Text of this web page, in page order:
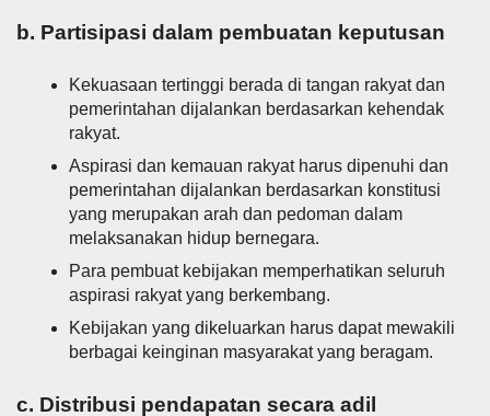
b. Partisipasi dalam pembuatan keputusan
Kekuasaan tertinggi berada di tangan rakyat dan
pemerintahan dijalankan berdasarkan kehendak
rakyat.
Aspirasi dan kemauan rakyat harus dipenuhi dan
pemerintahan dijalankan berdasarkan konstitusi
yang merupakan arah dan pedoman dalam
melaksanakan hidup bernegara.
Para pembuat kebijakan memperhatikan seluruh
aspirasi rakyat yang berkembang.
Kebijakan yang dikeluarkan harus dapat mewakili
berbagai keinginan masyarakat yang beragam.
c. Distribusi pendapatan secara adil